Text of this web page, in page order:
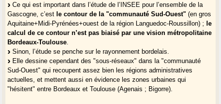
Ce qui est important dans l’étude de l’INSEE pour l’ensemble de la
Gascogne, c’est le contour de la "communauté Sud-Ouest" (en gros
Aquitaine+Midi-Pyrénées+ouest de la région Languedoc-Roussillon) ; le
calcul de ce contour n’est pas biaisé par une vision métropolitaine
Bordeaux-Toulouse
Sinon, l’étude se penche sur le rayonnement bordelais.
Elle dessine cependant des "sous-réseaux" dans la "communauté
Sud-Ouest" qui recoupent assez bien les régions administratives
actuelles, et mettent aussi en évidence les zones urbaines qui
"hésitent" entre Bordeaux et Toulouse (Agenais ; Bigorre).